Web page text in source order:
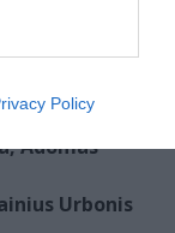
Policy
Adomas
Urbonis